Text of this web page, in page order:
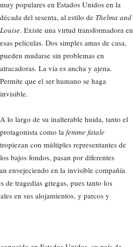
muy populares en Estados Unidos en la
década del sesenta, al estilo de Thelma and
Louise. Existe una virtud transformadora en
esas películas. Dos simples amas de casa,
pueden mudarse sin problemas en
atracadoras. La vía es ancha y ajena.
Permite que el ser humano se haga
invisible.
A lo largo de su inalterable huida, tanto el
protagonista como la femme fatale
tropiezan con múltiples representantes de
los bajos fondos, pasan por diferentes
envejeciendo en la invisible compañía
de tragedias griegas, pues tanto los
en sus alojamientos, y parcos y